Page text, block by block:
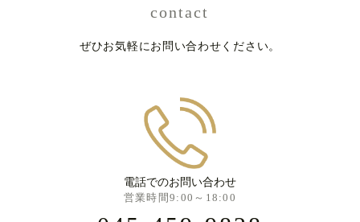
contact
ぜひお気軽にお問い合わせください。
電話でのお問い合わせ
営業時間9:00～18:00